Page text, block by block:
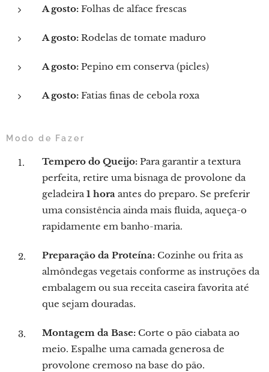
A gosto: Folhas de alface frescas
A gosto: Rodelas de tomate maduro
A gosto: Pepino em conserva (picles)
A gosto: Fatias finas de cebola roxa
Modo de Fazer
Tempero do Queijo: Para garantir a textura
perfeita, retire uma bisnaga de provolone da
geladeira1 hora antes do preparo. Se preferir
uma consistência ainda mais fluida, aqueça-o
rapidamente em banho-maria.
Preparação da Proteína: Cozinhe ou frita as
almôndegas vegetais conforme as instruções da
embalagem ou sua receita caseira favorita até
que sejam douradas.
Montagem da Base: Corte o pão ciabata ao
meio. Espalhe uma camada generosa de
provolone cremoso na base do pão.